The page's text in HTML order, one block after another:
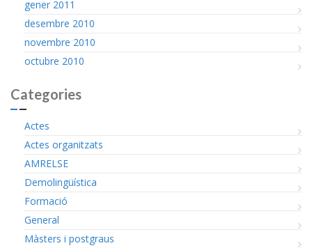
gener 2011
desembre 2010
novembre 2010
octubre 2010
Categories
Actes
Actes organitzats
AMRELSE
Demolingüística
Formació
General
Màsters i postgraus